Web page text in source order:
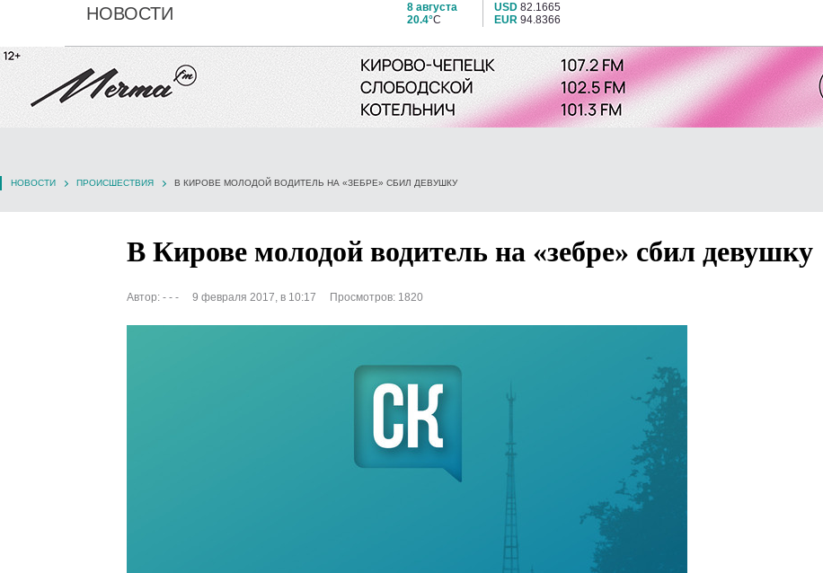
НОВОСТИ
8 августа
20.4°C
USD 82.1665
EUR 94.8366
НОВОСТИ ПРОИСШЕСТВИЯ В КИРОВЕ МОЛОДОЙ ВОДИТЕЛЬ НА «ЗЕБРЕ» СБИЛ ДЕВУШКУ
В Кирове молодой водитель на «зебре» сбил девушку
Автор: - - - 9 февраля 2017, в 10:17 Просмотров: 1820